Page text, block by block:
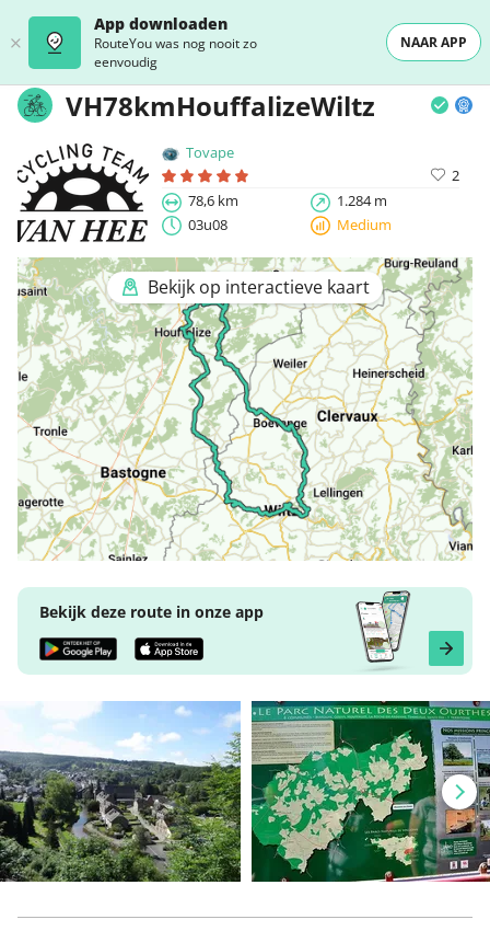
App downloaden
RouteYou was nog nooit zo
eenvoudig
NAAR APP
VH78kmHouffalizeWiltz
Tovape
2
78,6 km
1.284 m
03u08
Medium
Bekijk op interactieve kaart
Bekijk deze route in onze app